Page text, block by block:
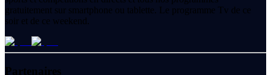
gratuitement sur smartphone ou tablette. Le programme Tv de ce
soir et de ce weekend.
Partenaires